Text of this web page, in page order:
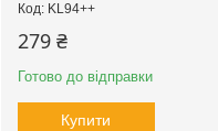
KL94++
279 ₴
Готово до відправки
Купити